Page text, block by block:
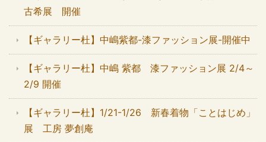
古希展 開催
【ギャラリー杜】中嶋紫都-漆ファッション展-開催中
【ギャラリー杜】中嶋 紫都 漆ファッション展 2/4～
2/9 開催
【ギャラリー杜】1/21-1/26 新春着物「ことはじめ」
展 工房 夢創庵